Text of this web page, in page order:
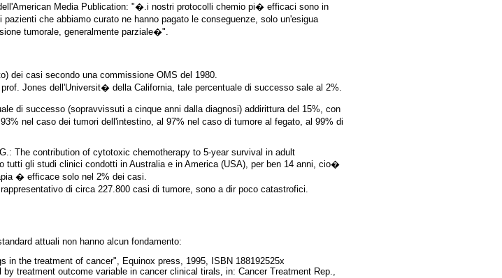
Media Publication: "�.i nostri protocolli chemio pi� efficaci sono in
che abbiamo curato ne hanno pagato le conseguenze, solo un'esigua
tumorale, generalmente parziale�".
dei casi secondo una commissione OMS del 1980.
Jones dell'Universit� della California, tale percentuale di successo sale al 2%.
di successo (sopravvissuti a cinque anni dalla diagnosi) addirittura del 15%, con
nel caso dei tumori dell'intestino, al 97% nel caso di tumore al fegato, al 99% di
The contribution of cytotoxic chemotherapy to 5-year survival in adult
tutti gli studi clinici condotti in Australia e in America (USA), per ben 14 anni, cio�
� efficace solo nel 2% dei casi.
di circa 227.800 casi di tumore, sono a dir poco catastrofici.
attuali non hanno alcun fondamento:
the treatment of cancer", Equinox press, 1995, ISBN 188192525x
treatment outcome variable in cancer clinical tirals, in: Cancer Treatment Rep.,